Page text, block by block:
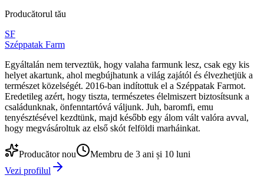
Producătorul tău
SF
Széppatak Farm
Egyáltalán nem terveztük, hogy valaha farmunk lesz, csak egy kis
helyet akartunk, ahol megbújhatunk a világ zajától és élvezhetjük a
természet közelségét. 2016-ban indítottuk el a Széppatak Farmot.
Eredetileg azért, hogy tiszta, természetes élelmiszert biztosítsunk a
családunknak, önfenntartóvá váljunk. Juh, baromfi, emu
tenyésztésével kezdtünk, majd később egy álom vált valóra avval,
hogy megvásároltuk az első skót felföldi marháinkat.
Producător nou
Membru de 3 ani și 10 luni
Vezi profilul